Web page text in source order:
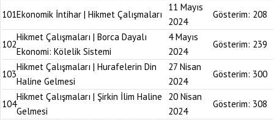
101Ekonomik İntihar | Hikmet Çalışmaları
11 Mayıs
2024
Gösterim: 208
102
Hikmet Çalışmaları | Borca Dayalı
Ekonomi: Kölelik Sistemi
4 Mayıs
2024
Gösterim: 239
103
Hikmet Çalışmaları | Hurafelerin Din
Haline Gelmesi
27 Nisan
2024
Gösterim: 300
104
Hikmet Çalışmaları | Şirkin İlim Haline
Gelmesi
20 Nisan
2024
Gösterim: 308